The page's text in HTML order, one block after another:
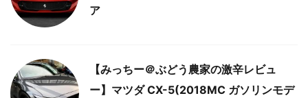
ア
【みっちー＠ぶどう農家の激辛レビュ
ー】マツダ CX-5(2018MC ガソリンモデ